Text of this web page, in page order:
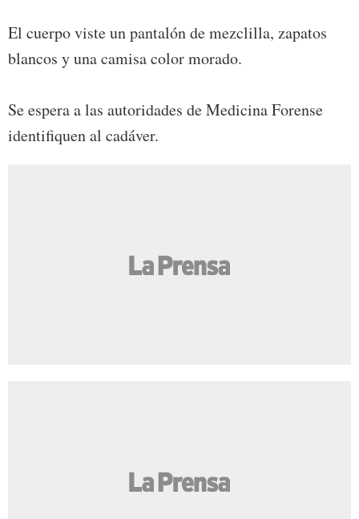
El cuerpo viste un pantalón de mezclilla, zapatos
blancos y una camisa color morado.
Se espera a las autoridades de Medicina Forense
identifiquen al cadáver.